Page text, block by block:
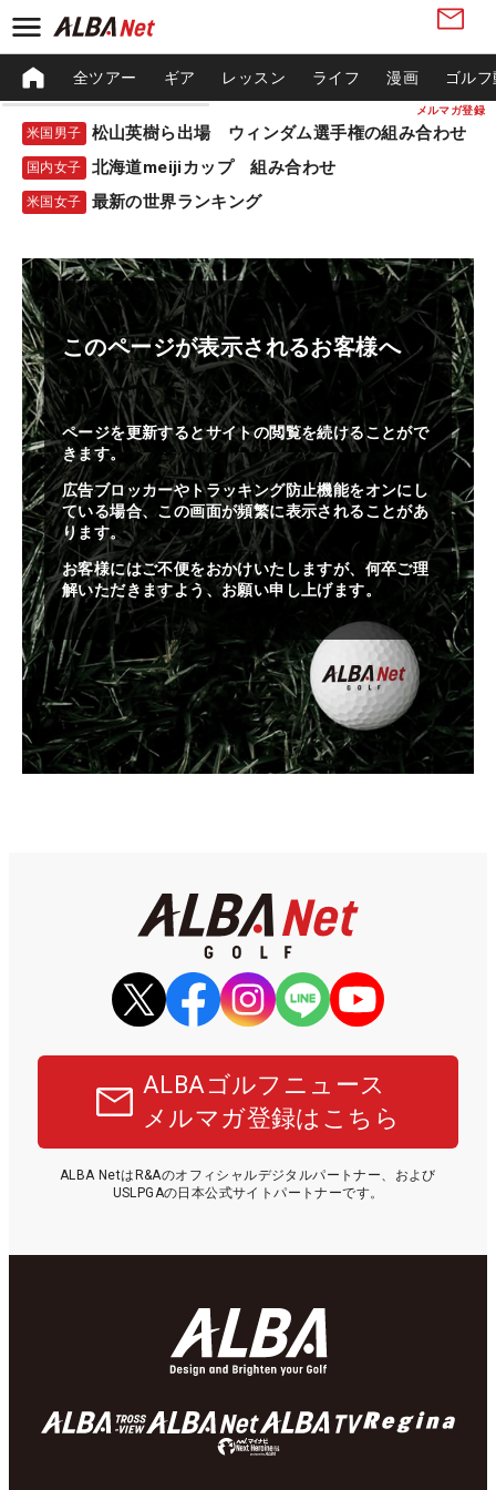
メルマガ登録
全ツアー ギア レッスン ライフ 漫画 ゴル
米国男子 松山英樹ら出場 ウィンダム選手権の組み合わせ
国内女子 北海道meijiカップ 組み合わせ
米国女子 最新の世界ランキング
このページが表示されるお客様へ
ページを更新するとサイトの閲覧を続けることがで
きます。
広告ブロッカーやトラッキング防止機能をオンにし
ている場合、この画面が頻繁に表示されることがあ
ります。
お客様にはご不便をおかけいたしますが、何卒ご理
解いただきますよう、お願い申し上げます。
ALBAゴルフニュース
メルマガ登録はこちら
ALBA NetはR&Aのオフィシャルデジタルパートナー、および
USLPGAの日本公式サイトパートナーです。